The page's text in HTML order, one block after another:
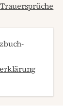
Trauersprüche